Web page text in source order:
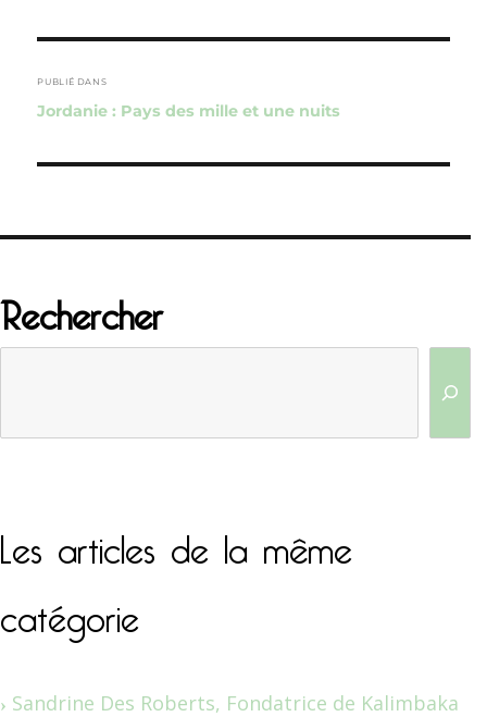
de
l’article
PUBLIÉ DANS
Jordanie : Pays des mille et une nuits
Rechercher
Les articles de la même
catégorie
Sandrine Des Roberts, Fondatrice de Kalimbaka